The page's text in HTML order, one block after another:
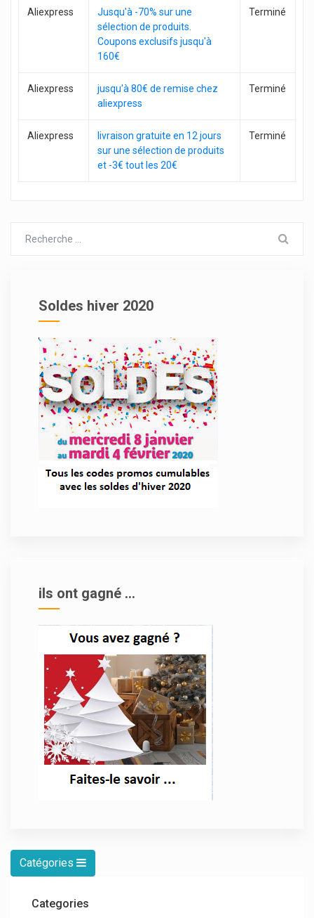
Aliexpress
Jusqu'à -70% sur une
sélection de produits.
Coupons exclusifs jusqu'à
160€
Terminé
Aliexpress
jusqu'à 80€ de remise chez
aliexpress
Terminé
Aliexpress
livraison gratuite en 12 jours
sur une sélection de produits
et -3€ tout les 20€
Terminé
Soldes hiver 2020
ils ont gagné ...
Catégories
Categories